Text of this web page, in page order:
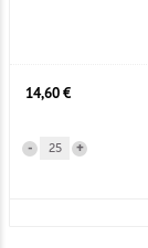
14,60 €
+
-